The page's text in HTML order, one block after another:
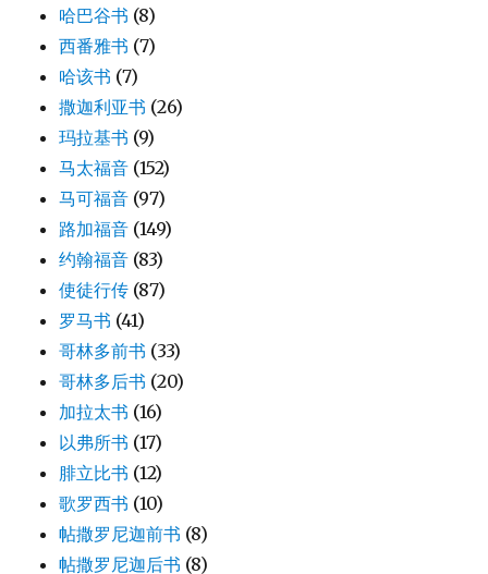
哈巴谷书 (8)
西番雅书 (7)
哈该书 (7)
撒迦利亚书 (26)
玛拉基书 (9)
马太福音 (152)
马可福音 (97)
路加福音 (149)
约翰福音 (83)
使徒行传 (87)
罗马书 (41)
哥林多前书 (33)
哥林多后书 (20)
加拉太书 (16)
以弗所书 (17)
腓立比书 (12)
歌罗西书 (10)
帖撒罗尼迦前书 (8)
帖撒罗尼迦后书 (8)